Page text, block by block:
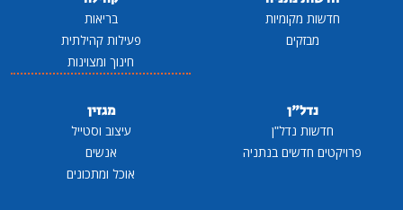
חדשות מקומיות
מבזקים
בריאות
פעילות קהילתית
חינוך ומצוינות
נדל"ן
חדשות נדל"ן
פרויקטים חדשים בנתניה
מגזין
עיצוב וסטייל
אנשים
אוכל ומתכונים